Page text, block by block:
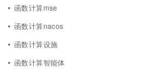
函数计算mse
函数计算nacos
函数计算设施
函数计算智能体